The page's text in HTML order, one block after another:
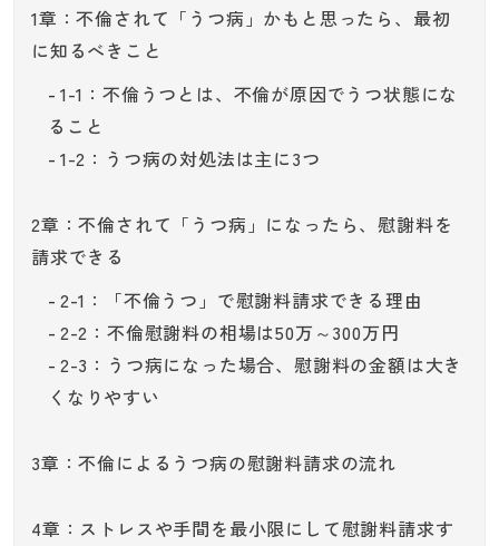
1章：不倫されて「うつ病」かもと思ったら、最初
に知るべきこと
1-1：不倫うつとは、不倫が原因でうつ状態にな
ること
1-2：うつ病の対処法は主に3つ
2章：不倫されて「うつ病」になったら、慰謝料を
請求できる
2-1：「不倫うつ」で慰謝料請求できる理由
2-2：不倫慰謝料の相場は50万～300万円
2-3：うつ病になった場合、慰謝料の金額は大き
くなりやすい
3章：不倫によるうつ病の慰謝料請求の流れ
4章：ストレスや手間を最小限にして慰謝料請求す